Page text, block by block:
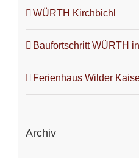
WÜRTH Kirchbichl
Baufortschritt WÜRTH
Ferienhaus Wilder
Archiv